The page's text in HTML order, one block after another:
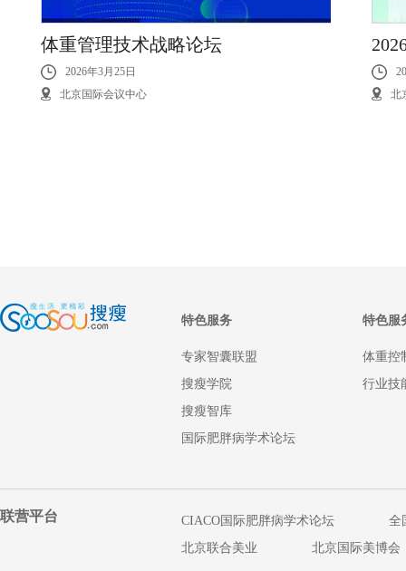
体重管理技术战略论坛
2026年3月25日
北京国际会议中心
北
特色服务
专家智囊联盟
搜瘦学院
搜瘦智库
国际肥胖病学术论坛
特色服
体重控
行业技
联营平台 CIACO国际肥胖病学术论坛
全
北京联合美业
北京国际美博会